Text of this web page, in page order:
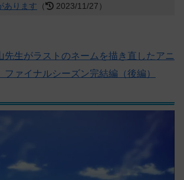
あります （ 2023/11/27）
先生がラストのネームを描き直したアニ
ファイナルシーズン完結編（後編）